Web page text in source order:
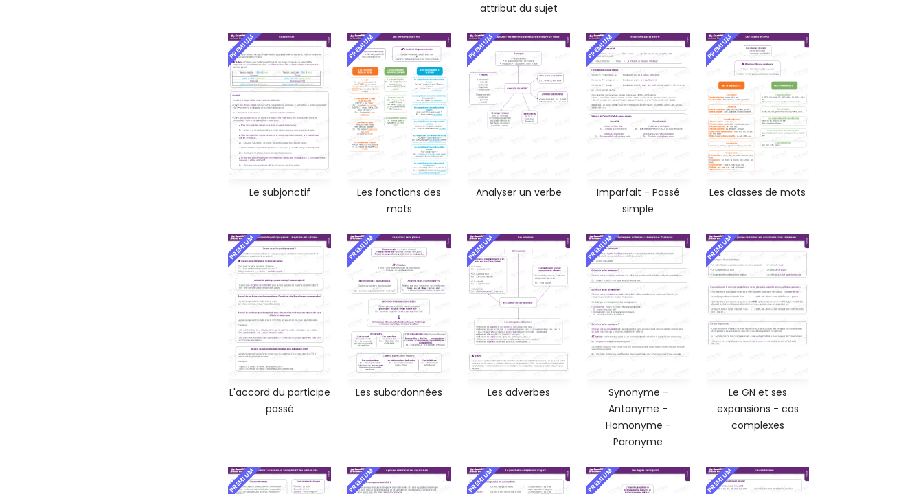
attribut du sujet
PREMIUM
Le subjonctif
PREMIUM
Les fonctions des
mots
PREMIUM
Analyser un verbe
PREMIUM
Imparfait - Passé
simple
PREMIUM
Les classes de mots
PREMIUM
L'accord du participe
passé
PREMIUM
Les subordonnées
PREMIUM
Les adverbes
PREMIUM
Synonyme -
Antonyme -
Homonyme -
Paronyme
PREMIUM
Le GN et ses
expansions - cas
complexes
PREMIUM PREMIUM PREMIUM PREMIUM PREMIUM